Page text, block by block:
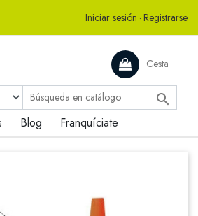
Iniciar sesión · Registrarse
Cesta

Blog Franquíciate